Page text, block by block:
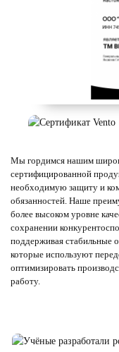
Мы гордимся нашим
сертифицированной
необходимую защиту и
обязанностей. Наше
более высоком уровне
сохранении
поддерживая стабильные
которые используют
оптимизировать
работу.